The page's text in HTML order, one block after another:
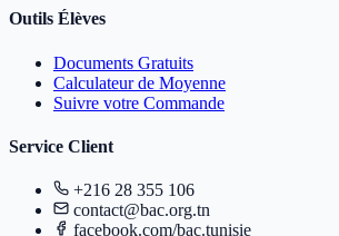
Outils Élèves
Documents Gratuits
Calculateur de Moyenne
Suivre votre Commande
Service Client
+216 28 355 106
contact@bac.org.tn
facebook.com/bac.tunisie